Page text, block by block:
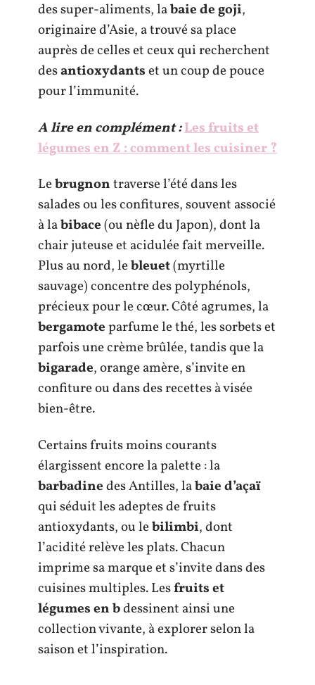
des super-aliments, labaie de goji,
originaire d’Asie, a trouvé sa place
auprès de celles et ceux qui recherchent
desantioxydantset un coup de pouce
pour l’immunité.
A lire en complément :Les fruits et
légumes en Z : comment les cuisiner ?
Lebrugnontraverse l’été dans les
salades ou les confitures, souvent associé
à labibace(ou nèfle du Japon), dont la
chair juteuse et acidulée fait merveille.
Plus au nord, lebleuet(myrtille
sauvage) concentre des polyphénols,
précieux pour le cœur. Côté agrumes, la
bergamoteparfume le thé, les sorbets et
parfois une crème brûlée, tandis que la
bigarade, orange amère, s’invite en
confiture ou dans des recettes à visée
bien-être.
Certains fruits moins courants
élargissent encore la palette : la
barbadinedes Antilles, labaie d’açaï
qui séduit les adeptes de fruits
antioxydants, ou lebilimbi, dont
l’acidité relève les plats. Chacun
imprime sa marque et s’invite dans des
cuisines multiples. Lesfruits et
légumes en bdessinent ainsi une
collection vivante, à explorer selon la
saison et l’inspiration.